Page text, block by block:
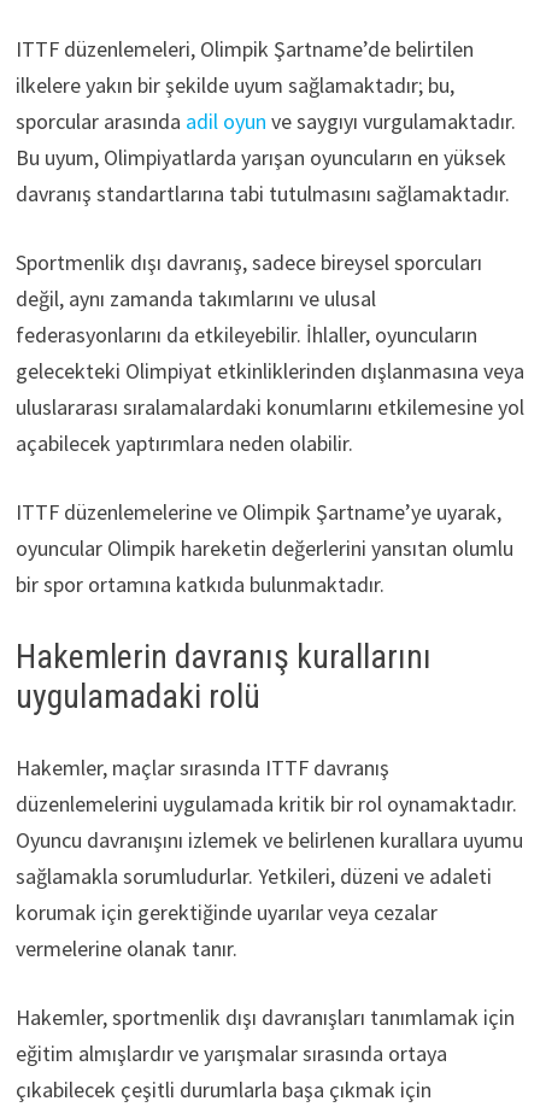
ITTF düzenlemeleri, Olimpik Şartname’de belirtilen
ilkelere yakın bir şekilde uyum sağlamaktadır; bu,
sporcular arasında adil oyun ve saygıyı vurgulamaktadır.
Bu uyum, Olimpiyatlarda yarışan oyuncuların en yüksek
davranış standartlarına tabi tutulmasını sağlamaktadır.
Sportmenlik dışı davranış, sadece bireysel sporcuları
değil, aynı zamanda takımlarını ve ulusal
federasyonlarını da etkileyebilir. İhlaller, oyuncuların
gelecekteki Olimpiyat etkinliklerinden dışlanmasına veya
uluslararası sıralamalardaki konumlarını etkilemesine yol
açabilecek yaptırımlara neden olabilir.
ITTF düzenlemelerine ve Olimpik Şartname’ye uyarak,
oyuncular Olimpik hareketin değerlerini yansıtan olumlu
bir spor ortamına katkıda bulunmaktadır.
Hakemlerin davranış kurallarını
uygulamadaki rolü
Hakemler, maçlar sırasında ITTF davranış
düzenlemelerini uygulamada kritik bir rol oynamaktadır.
Oyuncu davranışını izlemek ve belirlenen kurallara uyumu
sağlamakla sorumludurlar. Yetkileri, düzeni ve adaleti
korumak için gerektiğinde uyarılar veya cezalar
vermelerine olanak tanır.
Hakemler, sportmenlik dışı davranışları tanımlamak için
eğitim almışlardır ve yarışmalar sırasında ortaya
çıkabilecek çeşitli durumlarla başa çıkmak için